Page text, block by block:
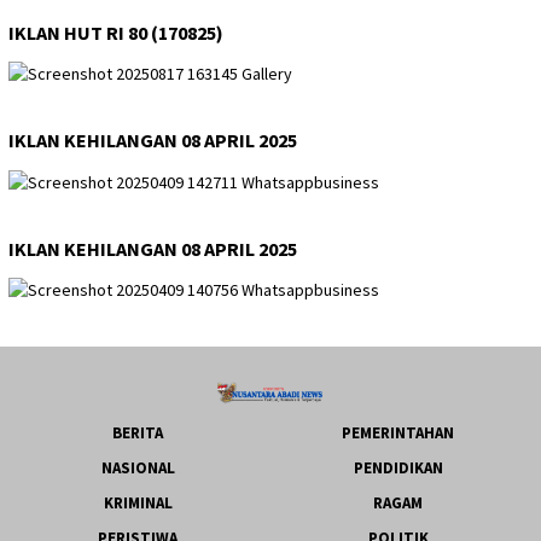
IKLAN HUT RI 80 (170825)
IKLAN KEHILANGAN 08 APRIL 2025
IKLAN KEHILANGAN 08 APRIL 2025
BERITA
PEMERINTAHAN
NASIONAL
PENDIDIKAN
KRIMINAL
RAGAM